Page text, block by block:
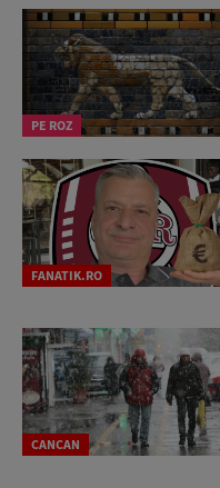
PE ROZ
FANATIK.RO
CANCAN